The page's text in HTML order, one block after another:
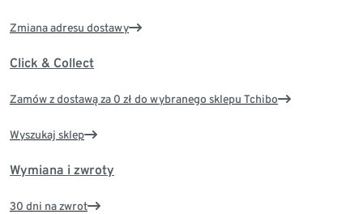
Zmiana adresu dostawy
Click & Collect
Zamów z dostawą za 0 zł do wybranego sklepu Tchibo
Wyszukaj sklep
Wymiana i zwroty
30 dni na zwrot